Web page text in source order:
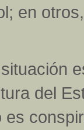
en
del